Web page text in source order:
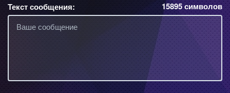
Текст сообщения: 15895символов